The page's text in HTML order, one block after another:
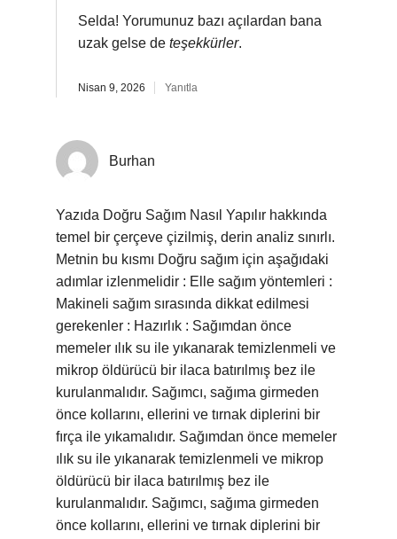
Selda! Yorumunuz bazı açılardan bana
uzak gelse de teşekkürler.
Nisan 9, 2026 Yanıtla
Burhan
Yazıda Doğru Sağım Nasıl Yapılır hakkında
temel bir çerçeve çizilmiş, derin analiz sınırlı.
Metnin bu kısmı Doğru sağım için aşağıdaki
adımlar izlenmelidir : Elle sağım yöntemleri :
Makineli sağım sırasında dikkat edilmesi
gerekenler : Hazırlık : Sağımdan önce
memeler ılık su ile yıkanarak temizlenmeli ve
mikrop öldürücü bir ilaca batırılmış bez ile
kurulanmalıdır. Sağımcı, sağıma girmeden
önce kollarını, ellerini ve tırnak diplerini bir
fırça ile yıkamalıdır. Sağımdan önce memeler
ılık su ile yıkanarak temizlenmeli ve mikrop
öldürücü bir ilaca batırılmış bez ile
kurulanmalıdır. Sağımcı, sağıma girmeden
önce kollarını, ellerini ve tırnak diplerini bir